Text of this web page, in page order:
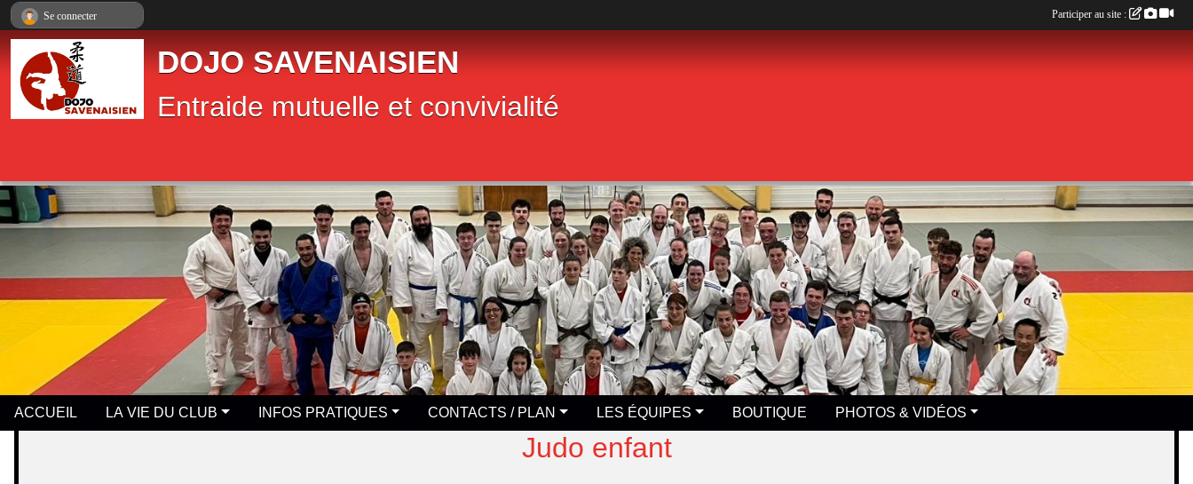
DOJO SAVENAISIEN
Entraide mutuelle et convivialité
ACCUEIL LA VIE DU CLUB INFOS PRATIQUES CONTACTS / PLAN LES ÉQUIPES BOUTIQUE PHOTOS & VIDÉOS
Judo enfant
Se connecter Participer au site :
Panneau de gestion des cookies